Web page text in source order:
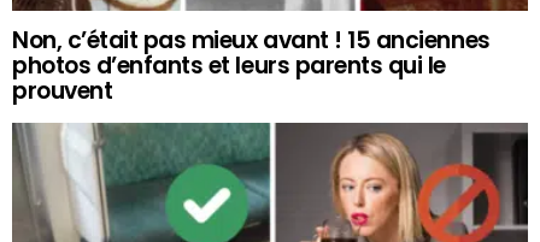
Non, c’était pas mieux avant ! 15 anciennes
photos d’enfants et leurs parents qui le
prouvent